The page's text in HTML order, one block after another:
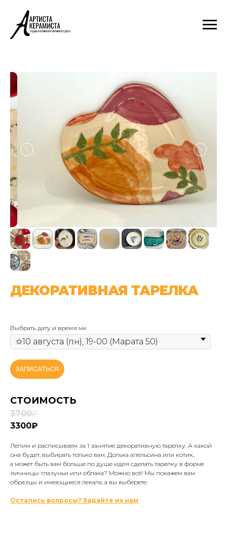
ДЕКОРАТИВНАЯ ТАРЕЛКА
Выбрать дату и время мк
ЗАПИСАТЬСЯ
СТОИМОСТЬ
3700₽
3300₽
Лепим и расписываем за 1 занятие декоративную тарелку. А какой
она будет, выбирать только вам. Долька апельсина или котик,
а может быть вам больше по душе идея сделать тарелку в форме
яичницы-глазуньи или облака? Можно всё! Мы покажем вам
образцы и имеющиеся лекала, а вы выберете.
Остались вопросы? Задайте их нам